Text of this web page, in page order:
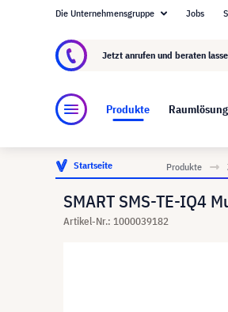
Über visunext.de
Die Unternehmensgruppe Jobs
Jetzt anrufen und beraten
Produkte
Startseite Produkte
SMART SMS-TE-IQ4
Artikel-Nr.: 1000039182